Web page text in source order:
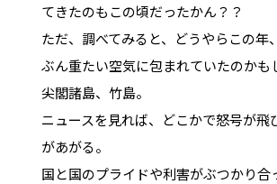
てきたのもこの頃だったかん？？
ただ、調べてみると、どうやらこの年
ぶん重たい空気に包まれていたのかも
尖閣諸島、竹島。
ニュースを見れば、どこかで怒号が飛
があがる。
国と国のプライドや利害がぶつかり合